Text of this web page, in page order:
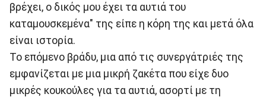
βρέχει, ο δικός μου έχει τα αυτιά του
καταμουσκεμένα" της είπε η κόρη της και μετά όλα
είναι ιστορία.
Το επόμενο βράδυ, μια από τις συνεργάτριές της
εμφανίζεται με μια μικρή ζακέτα που είχε δυο
μικρές κουκούλες για τα αυτιά, ασορτί με τη